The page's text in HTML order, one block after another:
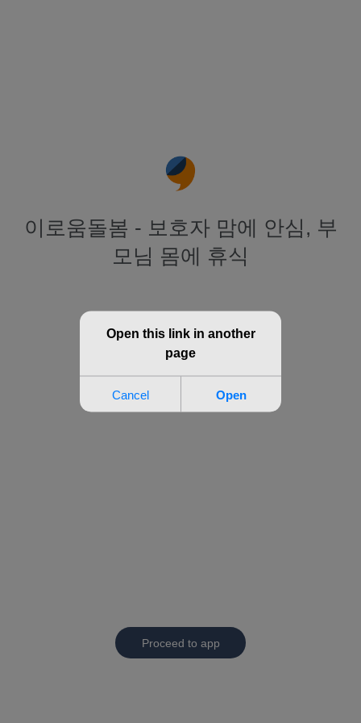
이로움돌봄 - 보호자 맘에 안심, 부
모님 몸에 휴식
Proceed to app